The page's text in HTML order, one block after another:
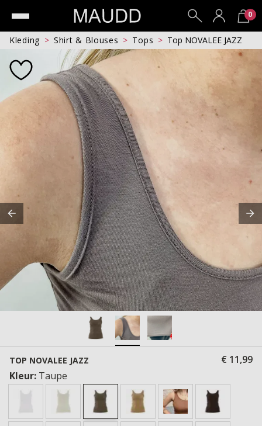
0
Kleding Shirt & Blouses Tops Top NOVALEE JAZZ
TOP NOVALEE JAZZ
€ 11,99
Kleur: Taupe